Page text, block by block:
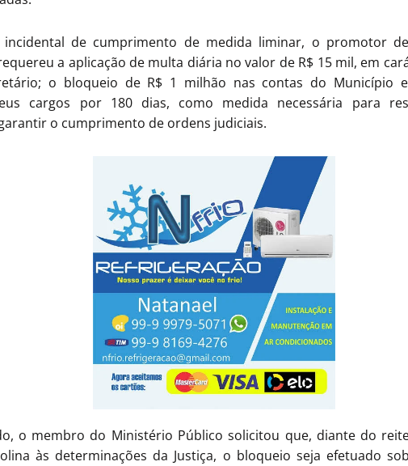
de cumprimento de medida liminar, o promotor
a aplicação de multa diária no valor de R$ 15 mil, em
o bloqueio de R$ 1 milhão nas contas do Município
cargos por 180 dias, como medida necessária para
o cumprimento de ordens judiciais.
o membro do Ministério Público solicitou que, diante do
às determinações da Justiça, o bloqueio seja efetuado